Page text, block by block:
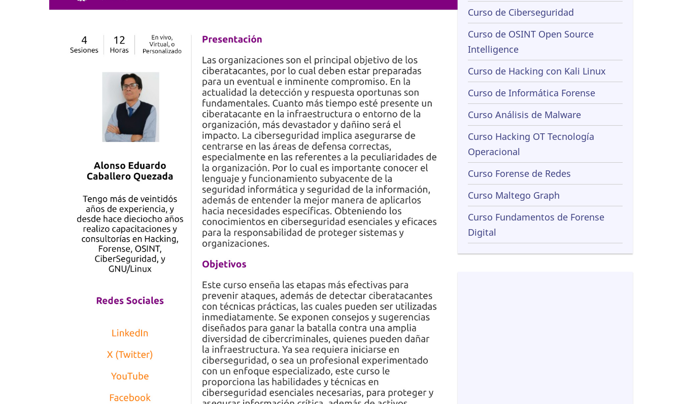
Curso de Ciberseguridad
Curso de OSINT Open Source
Intelligence
Curso de Hacking con Kali Linux
Curso de Informática Forense
Curso Análisis de Malware
Curso Hacking OT Tecnología
Operacional
Curso Forense de Redes
Curso Maltego Graph
Curso Fundamentos de Forense
Digital